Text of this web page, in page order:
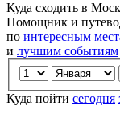
Куда сходить в
Помощник и
по интересным
и лучшим событиям
Куда пойти сегодня